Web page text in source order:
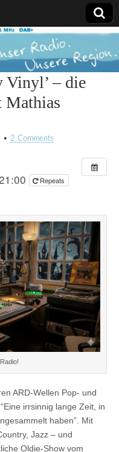
Vinyl’ – die
• 2 Comments
Repeats
ARD-Wellen Pop- und
irrsinnig lange Zeit, in
haben”. Mit
Jazz – und
Oldie-Show vom